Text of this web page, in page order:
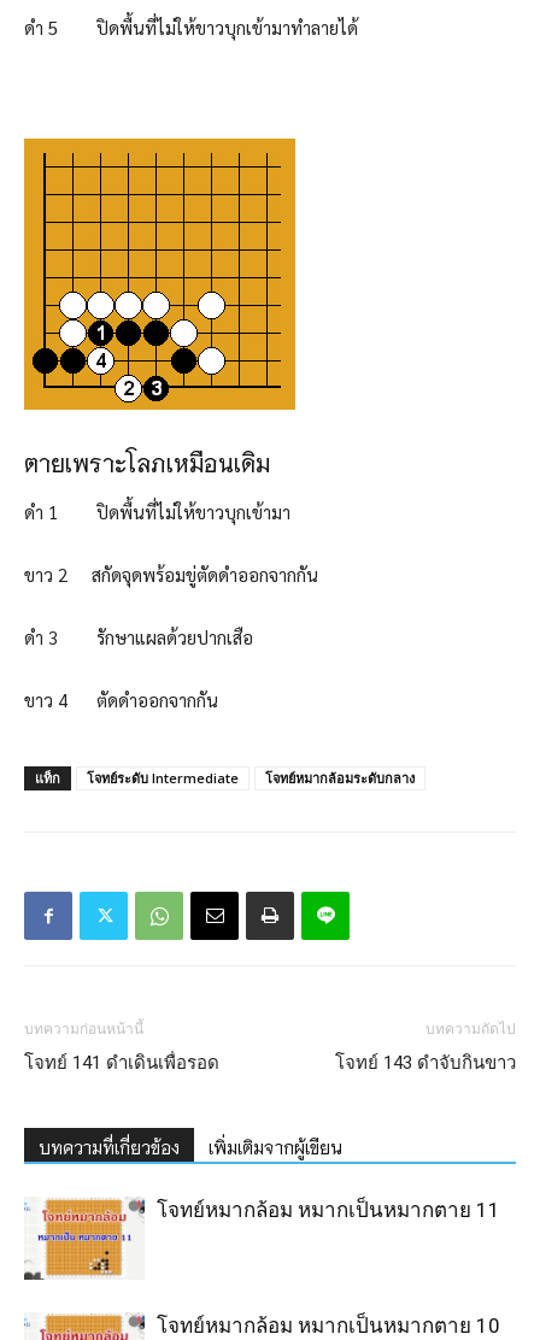
ดำ 5 ปิดพื้นที่ไม่ให้ขาวบุกเข้ามาทำลายได้
ตายเพราะโลภเหมือนเดิม
ดำ 1 ปิดพื้นที่ไม่ให้ขาวบุกเข้ามา
ขาว 2 สกัดจุดพร้อมขู่ตัดดำออกจากกัน
ดำ 3 รักษาแผลด้วยปากเสือ
ขาว 4 ตัดดำออกจากกัน
แท็ก โจทย์ระดับ Intermediate โจทย์หมากล้อมระดับกลาง
บทความก่อนหน้านี้
โจทย์ 141 ดำเดินเพื่อรอด
บทความถัดไป
โจทย์ 143 ดำจับกินขาว
บทความที่เกี่ยวข้อง เพิ่มเติมจากผู้เขียน
โจทย์หมากล้อม หมากเป็นหมากตาย 11
โจทย์หมากล้อม หมากเป็นหมากตาย 10